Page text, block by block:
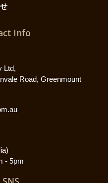
Info
Ltd,
Road, Greenmount
- 5pm